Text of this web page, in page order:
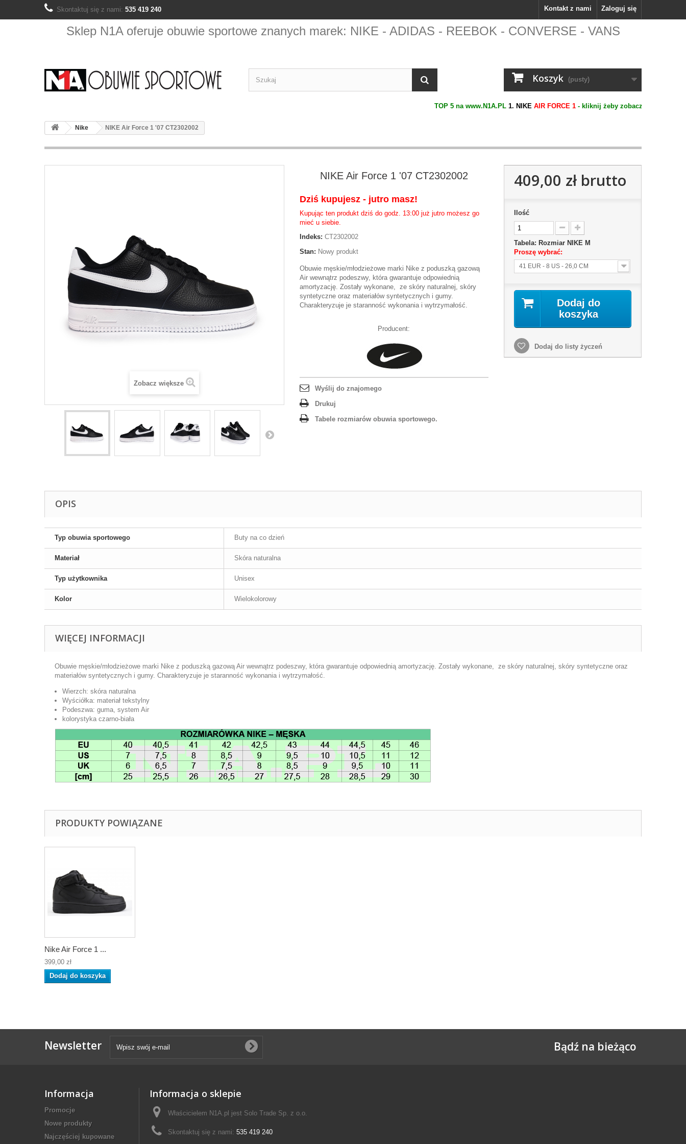
Zaloguj się
Kontakt z nami
Skontaktuj się z nami: 535 419 240
Sklep N1A oferuje obuwie sportowe znanych marek: NIKE - ADIDAS - REEBOK - CONVERSE - VANS
Koszyk (pusty)
TOP 5 na www.N1A.PL1. NIKE AIR FORCE 1- kliknij żeby zobaczyć... 2. ADIDAS
Nike NIKE Air Force 1 '07 CT2302002
Zobacz większe
NIKE Air Force 1 '07 CT2302002
Dziś kupujesz - jutro masz!
Kupując ten produkt dziś do godz. 13:00 już jutro możesz go
mieć u siebie.
Indeks: CT2302002
Stan: Nowy produkt
Obuwie męskie/młodzieżowe marki Nike z poduszką gazową
Air wewnątrz podeszwy, która gwarantuje odpowiednią
amortyzację. Zostały wykonane, ze skóry naturalnej, skóry
syntetyczne oraz materiałów syntetycznych i gumy.
Charakteryzuje je staranność wykonania i wytrzymałość.
Producent:
Wyślij do znajomego
Drukuj
Tabele rozmiarów obuwia sportowego.
409,00 złbrutto
Ilość
Tabela: Rozmiar NIKE M
Proszę wybrać:
41 EUR - 8 US - 26,0 CM
Dodaj do
koszyka
Dodaj do listy życzeń
OPIS
Typ obuwia sportowego Buty na co dzień
Materiał Skóra naturalna
Typ użytkownika Unisex
Kolor Wielokolorowy
WIĘCEJ INFORMACJI
Obuwie męskie/młodzieżowe marki Nike z poduszką gazową Air wewnątrz podeszwy, która gwarantuje odpowiednią amortyzację. Zostały wykonane, ze skóry naturalnej, skóry syntetyczne oraz
materiałów syntetycznych i gumy. Charakteryzuje je staranność wykonania i wytrzymałość.
Wierzch: skóra naturalna
Wyściółka: materiał tekstylny
Podeszwa: guma, system Air
kolorystyka czarno-biała
PRODUKTY POWIĄZANE
Nike Air Force 1 ...
399,00 zł
Dodaj do koszyka
Newsletter Bądź na bieżąco
Informacja
Promocje
Nowe produkty
Najczęściej kupowane
Informacja o sklepie
Właścicielem N1A.pl jest Solo Trade Sp. z o.o.
Skontaktuj się z nami: 535 419 240